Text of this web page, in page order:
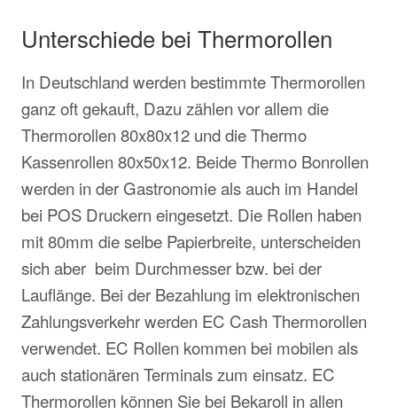
Unterschiede bei Thermorollen
In Deutschland werden bestimmte Thermorollen
ganz oft gekauft, Dazu zählen vor allem die
Thermorollen 80x80x12 und die Thermo
Kassenrollen 80x50x12. Beide Thermo Bonrollen
werden in der Gastronomie als auch im Handel
bei POS Druckern eingesetzt. Die Rollen haben
mit 80mm die selbe Papierbreite, unterscheiden
sich aber beim Durchmesser bzw. bei der
Lauflänge. Bei der Bezahlung im elektronischen
Zahlungsverkehr werden EC Cash Thermorollen
verwendet. EC Rollen kommen bei mobilen als
auch stationären Terminals zum einsatz. EC
Thermorollen können Sie bei Bekaroll in allen